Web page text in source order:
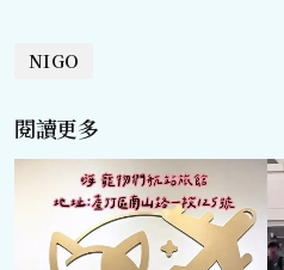
NIGO
閱讀更多